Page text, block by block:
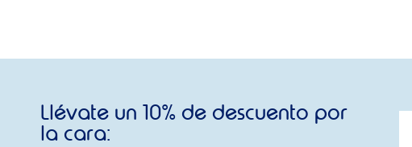
Llévate un 10% de descuento por
la cara: